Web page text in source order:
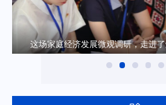
这场家庭经济发展微观调研，走进